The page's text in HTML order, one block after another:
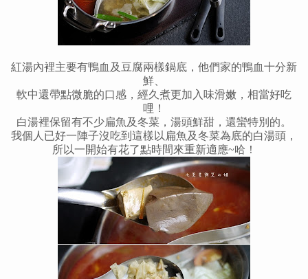
紅湯內裡主要有鴨血及豆腐兩樣鍋底，他們家的鴨血十分新
鮮、
軟中還帶點微脆的口感，經久煮更加入味滑嫩，相當好吃
哩 ！
白湯裡保留有不少扁魚及冬菜，湯頭鮮甜，還蠻特別的。
我個人已好一陣子沒吃到這樣以扁魚及冬菜為底的白湯頭，
所以一開始有花了點時間來重新適應~哈 ！